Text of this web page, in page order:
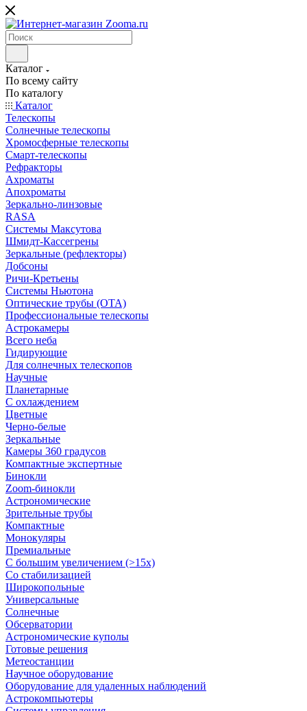
Каталог
По всему сайту
По каталогу
Каталог
Телескопы
Солнечные телескопы
Хромосферные телескопы
Смарт-телескопы
Рефракторы
Ахроматы
Апохроматы
Зеркально-линзовые
RASA
Системы Максутова
Шмидт-Кассегрены
Зеркальные (рефлекторы)
Добсоны
Ричи-Кретьены
Системы Ньютона
Оптические трубы (OTA)
Профессиональные телескопы
Астрокамеры
Всего неба
Гидирующие
Для солнечных телескопов
Научные
Планетарные
С охлаждением
Цветные
Черно-белые
Зеркальные
Камеры 360 градусов
Компактные экспертные
Бинокли
Zoom-бинокли
Астрономические
Зрительные трубы
Компактные
Монокуляры
Премиальные
С большим увеличением (>15x)
Со стабилизацией
Широкопольные
Универсальные
Солнечные
Обсерватории
Астрономические куполы
Готовые решения
Метеостанции
Научное оборудование
Оборудование для удаленных наблюдений
Астрокомпьютеры